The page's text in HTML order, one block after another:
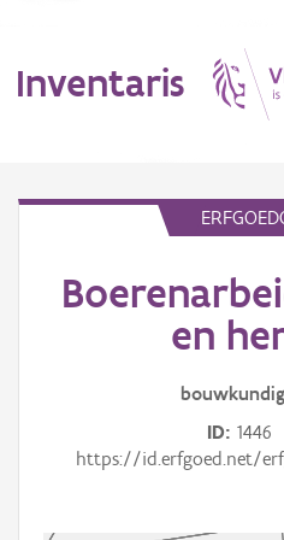
Inventaris
Erfgoedobject
en
bouwkundig
ID 1446
https://id.erfgoed.net/